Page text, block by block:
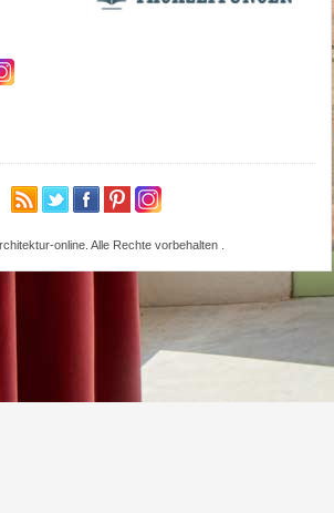
online. Alle Rechte vorbehalten .